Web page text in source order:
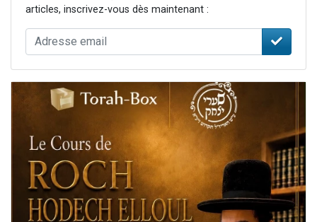
articles, inscrivez-vous dès maintenant :